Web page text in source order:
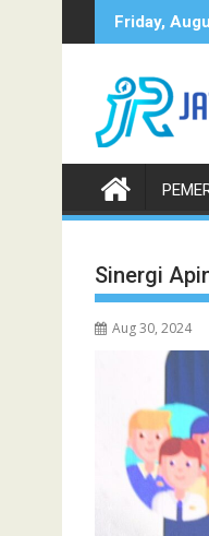
to
Friday,
Sinergi
Aug 30, 2024